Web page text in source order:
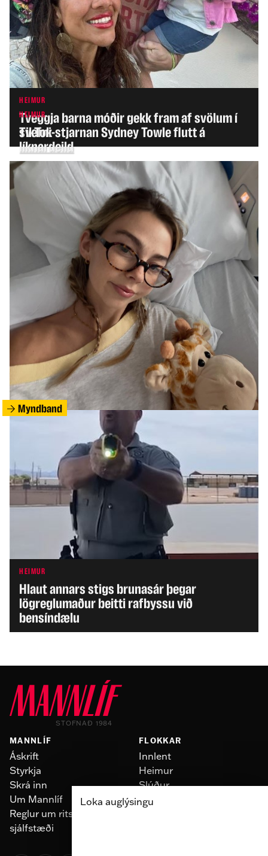
HEIMUR
Tveggja barna móðir gekk fram af svölum í
svefni
HEIMUR
TikTok-stjarnan Sydney Towle flutt á
líknardeild
Mæðgur grunaðar um fjöldamorð og sjálfsvíg
Myndband
HEIMUR
Hlaut annars stigs brunasár þegar
lögreglumaður beitti rafbyssu við
bensíndælu
STOFNAÐ 1984
MANNLÍF
Áskrift
Styrkja
Skrá inn
Um Mannlíf
Reglur um ritstjórnarlegt
sjálfstæði
FLOKKAR
Innlent
Heimur
Slúður
Skoðun
Loka auglýsingu